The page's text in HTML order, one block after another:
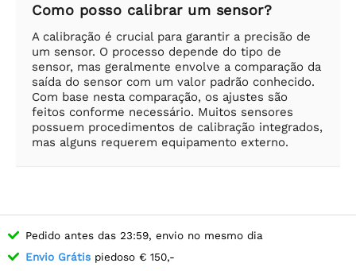
Como posso calibrar um sensor?
A calibração é crucial para garantir a precisão de
um sensor. O processo depende do tipo de
sensor, mas geralmente envolve a comparação da
saída do sensor com um valor padrão conhecido.
Com base nesta comparação, os ajustes são
feitos conforme necessário. Muitos sensores
possuem procedimentos de calibração integrados,
mas alguns requerem equipamento externo.
Pedido antes das 23:59, envio no mesmo dia
Envio Grátis piedoso € 150,-